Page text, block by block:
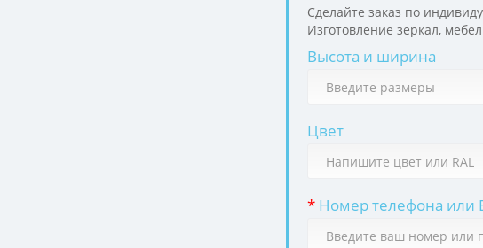
Сделайте заказ по
Изготовление зеркал,
Высота и ширина
Цвет
* Номер телефона или